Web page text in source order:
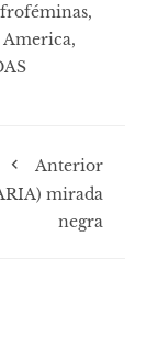
,
America,
Anterior
mirada
negra